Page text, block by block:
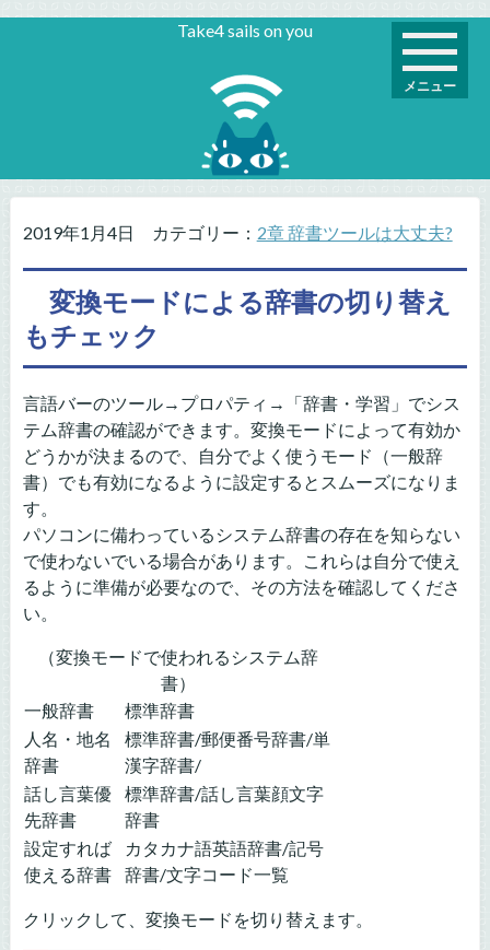
メニュー
Take4 sails on you
2019年1月4日 カテゴリー： 2章 辞書ツールは大丈夫?
変換モードによる辞書の切り替え
もチェック
言語バーのツール→プロパティ→「辞書・学習」でシス
テム辞書の確認ができます。変換モードによって有効か
どうかが決まるので、自分でよく使うモード（一般辞
書）でも有効になるように設定するとスムーズになりま
す。
パソコンに備わっているシステム辞書の存在を知らない
で使わないでいる場合があります。これらは自分で使え
るように準備が必要なので、その方法を確認してくださ
い。
（変換モードで使われるシステム辞
書）
一般辞書
標準辞書
人名・地名
辞書
標準辞書/郵便番号辞書/単
漢字辞書/
話し言葉優
先辞書
標準辞書/話し言葉顔文字
辞書
設定すれば
使える辞書
カタカナ語英語辞書/記号
辞書/文字コード一覧
クリックして、変換モードを切り替えます。